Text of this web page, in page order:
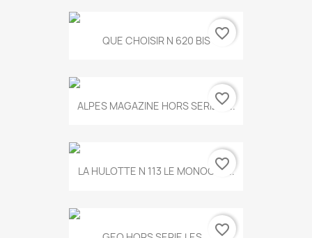
QUE CHOISIR N 620 BIS favorite_border
ALPES MAGAZINE HORS SERIE N...
favorite_border
LA HULOTTE N 113 LE MONOCLE...
favorite_border
favorite_border